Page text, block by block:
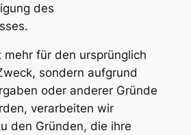
des
mehr für den ursprünglich
sondern aufgrund
oder anderer Gründe
verarbeiten wir
den Gründen, die ihre